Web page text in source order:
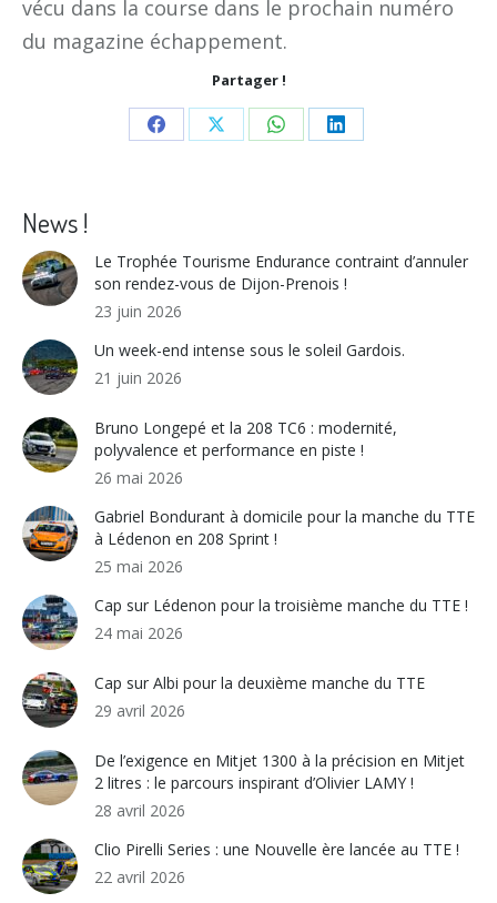
vécu dans la course dans le prochain numéro
du magazine échappement.
Partager !
Share Share Share Share
News !
Le Trophée Tourisme Endurance contraint d’annuler
son rendez-vous de Dijon-Prenois !
23 juin 2026
Un week-end intense sous le soleil Gardois.
21 juin 2026
Bruno Longepé et la 208 TC6 : modernité,
polyvalence et performance en piste !
26 mai 2026
Gabriel Bondurant à domicile pour la manche du TTE
à Lédenon en 208 Sprint !
25 mai 2026
Cap sur Lédenon pour la troisième manche du TTE !
24 mai 2026
Cap sur Albi pour la deuxième manche du TTE
29 avril 2026
De l’exigence en Mitjet 1300 à la précision en Mitjet
2 litres : le parcours inspirant d’Olivier LAMY !
28 avril 2026
Clio Pirelli Series : une Nouvelle ère lancée au TTE !
22 avril 2026